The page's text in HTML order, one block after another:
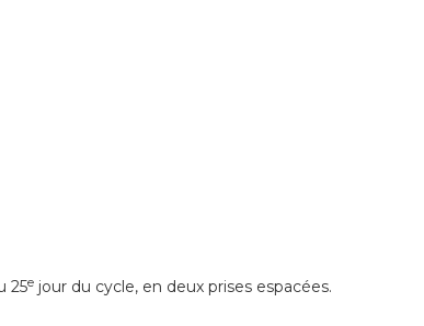
25e jour du cycle, en deux prises espacées.